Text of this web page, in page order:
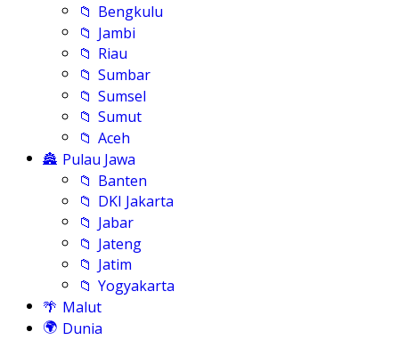
📁 Bengkulu
📁 Jambi
📁 Riau
📁 Sumbar
📁 Sumsel
📁 Sumut
📁 Aceh
🏯 Pulau Jawa
📁 Banten
📁 DKI Jakarta
📁 Jabar
📁 Jateng
📁 Jatim
📁 Yogyakarta
🌴 Malut
🌍 Dunia